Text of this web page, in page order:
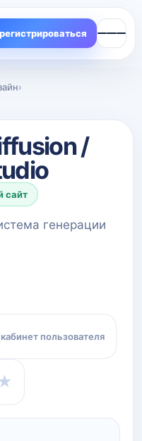
›
/
сайт
генерации
пользователя